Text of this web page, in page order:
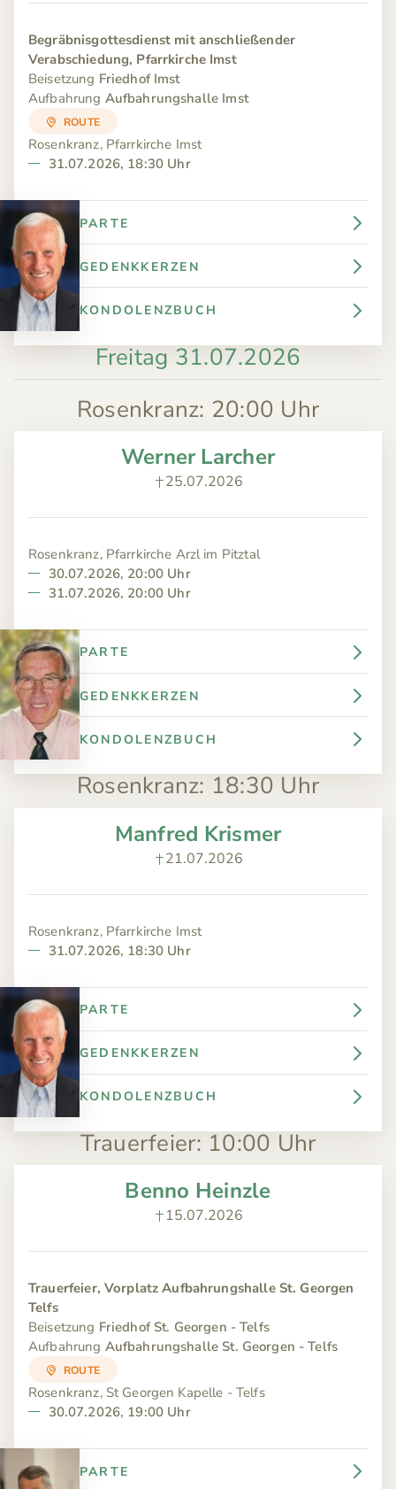
PARTE
GEDENKKERZEN
KONDOLENZBUCH
Begräbnisgottesdienst mit anschließender
Verabschiedung, Pfarrkirche Imst
Beisetzung Friedhof Imst
Aufbahrung Aufbahrungshalle Imst
ROUTE
Rosenkranz, Pfarrkirche Imst
31.07.2026, 18:30 Uhr
Freitag 31.07.2026
Rosenkranz: 20:00 Uhr
PARTE
GEDENKKERZEN
KONDOLENZBUCH
Werner Larcher
25.07.2026
Rosenkranz, Pfarrkirche Arzl im Pitztal
30.07.2026, 20:00 Uhr
31.07.2026, 20:00 Uhr
Rosenkranz: 18:30 Uhr
PARTE
GEDENKKERZEN
KONDOLENZBUCH
Manfred Krismer
21.07.2026
Rosenkranz, Pfarrkirche Imst
31.07.2026, 18:30 Uhr
Trauerfeier: 10:00 Uhr
PARTE
Benno Heinzle
15.07.2026
Trauerfeier, Vorplatz Aufbahrungshalle St. Georgen
Telfs
Beisetzung Friedhof St. Georgen - Telfs
Aufbahrung Aufbahrungshalle St. Georgen - Telfs
ROUTE
Rosenkranz, St Georgen Kapelle - Telfs
30.07.2026, 19:00 Uhr